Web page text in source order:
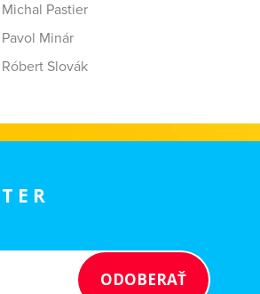
Michal Pastier
Pavol Minár
Róbert Slovák